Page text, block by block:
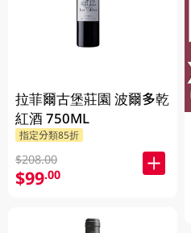
拉菲爾古堡莊園 波爾多乾
紅酒 750ML
指定分類85折
$208.00
$99.00